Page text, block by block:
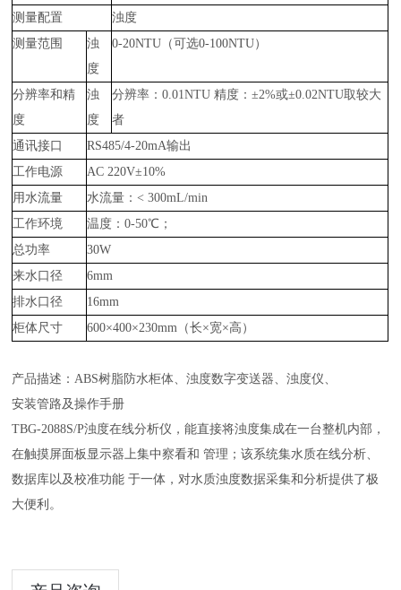
测量配置
浊度
测量范围
浊
度
0-20NTU（可选0-100NTU）
分辨率和精
度
浊
度
分辨率：0.01NTU 精度：±2%或±0.02NTU取较大
者
通讯接口
RS485/4-20mA输出
工作电源
AC 220V±10%
用水流量
水流量：< 300mL/min
工作环境
温度：0-50℃；
总功率
30W
来水口径
6mm
排水口径
16mm
柜体尺寸
600×400×230mm（长×宽×高）
产品描述：ABS树脂防水柜体、浊度数字变送器、浊度仪、
安装管路及操作手册
TBG-2088S/P浊度在线分析仪，能直接将浊度集成在一台整机内部，
在触摸屏面板显示器上集中察看和 管理；该系统集水质在线分析、
数据库以及校准功能 于一体，对水质浊度数据采集和分析提供了极
大便利。